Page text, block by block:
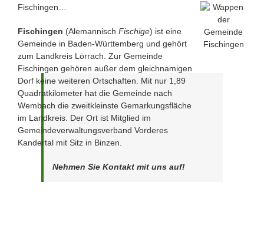
Fischingen…
Fischingen (Alemannisch Fischige) ist eine
Gemeinde in Baden-Württemberg und gehört
zum Landkreis Lörrach. Zur Gemeinde
Fischingen gehören außer dem gleichnamigen
Dorf keine weiteren Ortschaften. Mit nur 1,89
Quadratkilometer hat die Gemeinde nach
Wembach die zweitkleinste Gemarkungsfläche
im Landkreis. Der Ort ist Mitglied im
Gemeindeverwaltungsverband Vorderes
Kandertal mit Sitz in Binzen.
Nehmen Sie Kontakt mit uns auf!